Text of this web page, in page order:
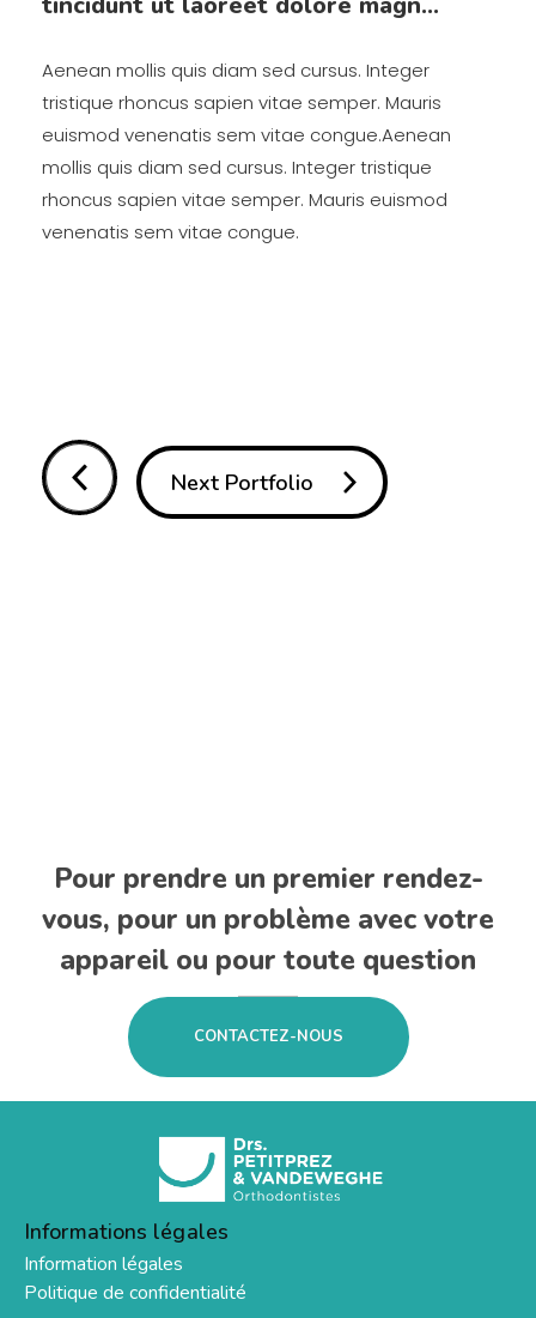
Aenean mollis quis diam sed cursus. Integer
tristique rhoncus sapien vitae semper. Mauris
euismod venenatis sem vitae congue.Aenean
mollis quis diam sed cursus. Integer tristique
rhoncus sapien vitae semper. Mauris euismod
venenatis sem vitae congue.
Next Portfolio
Pour prendre un premier rendez-
vous, pour un problème avec votre
appareil ou pour toute question
CONTACTEZ-NOUS
Informations légales
Information légales
Politique de confidentialité